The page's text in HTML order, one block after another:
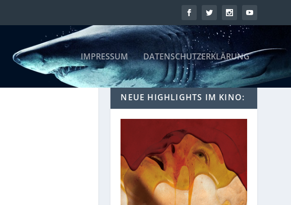
IMPRESSUM DATENSCHUTZERKLÄRUNG
NEUE HIGHLIGHTS IM KINO: